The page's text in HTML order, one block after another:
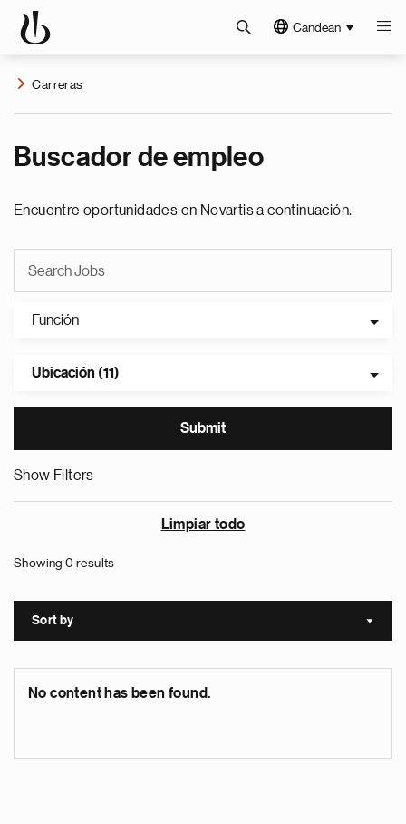
Candean
Carreras
Buscador de empleo
Encuentre oportunidades en Novartis a continuación.
Función
Ubicación (11)
Show Filters
Limpiar todo
Showing 0 results
Sort by Sort
No content has been found.